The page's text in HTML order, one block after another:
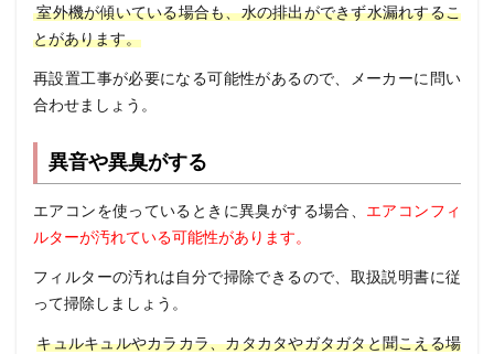
室外機が傾いている場合も、水の排出ができず水漏れするこ
とがあります。
再設置工事が必要になる可能性があるので、メーカーに問い
合わせましょう。
異音や異臭がする
エアコンを使っているときに異臭がする場合、 エアコンフィ
ルターが汚れている可能性があります。
フィルターの汚れは自分で掃除できるので、取扱説明書に従
って掃除しましょう。
キュルキュルやカラカラ、カタカタやガタガタと聞こえる場